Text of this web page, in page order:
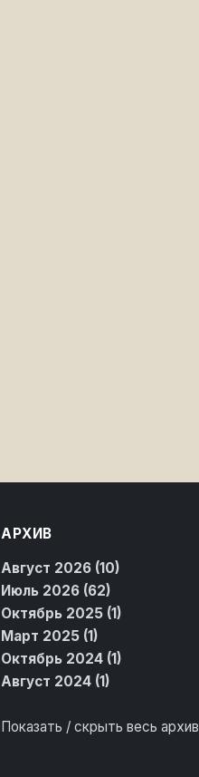
АРХИВ
Август 2026 (10)
Июль 2026 (62)
Октябрь 2025 (1)
Март 2025 (1)
Октябрь 2024 (1)
Август 2024 (1)
Показать / скрыть весь архив